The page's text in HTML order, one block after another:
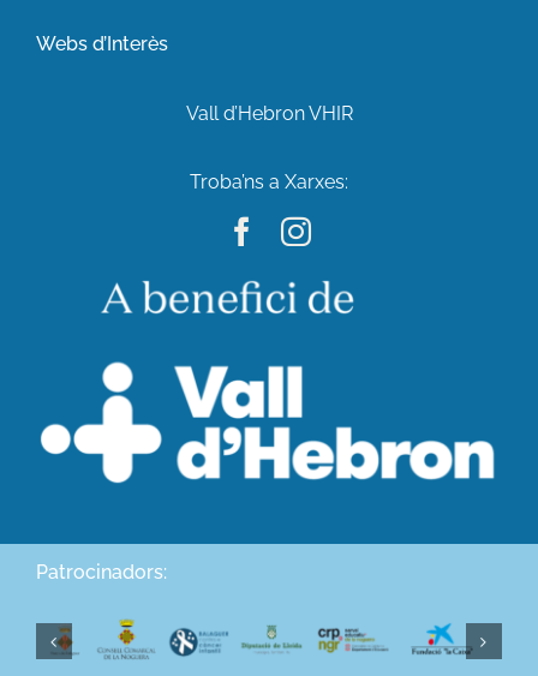
Webs d’Interès
Vall d’Hebron VHIR
Troba’ns a Xarxes:
Patrocinadors: